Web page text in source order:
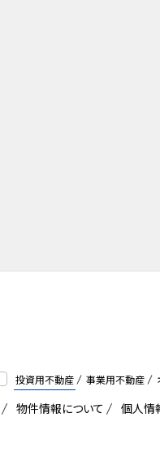
投資用不動産 事業用不動産
物件情報について 個人情